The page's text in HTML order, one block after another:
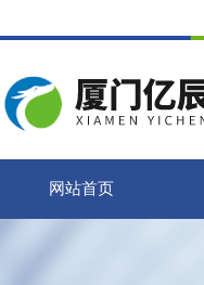
网站首页